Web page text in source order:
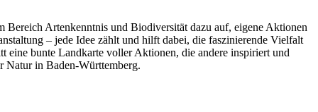
Artenkenntnis und Biodiversität dazu auf, eigene Aktionen
– jede Idee zählt und hilft dabei, die faszinierende Vielfalt
eine bunte Landkarte voller Aktionen, die andere inspiriert und
Natur in Baden-Württemberg.